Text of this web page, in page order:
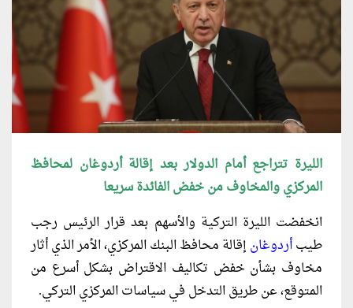
الليرة تتراجع أمام الدولار بعد إقالة أردوغان لمحافظ
المركزي والمخاوف من خفض الفائدة سريعا
انخفضت الليرة التركية والأسهم بعد قرار الرئيس رجب
طيبأردوغان إقالة محافظ البنك المركزي، الأمر الذي أثار
مخاوف بشأن خفض تكاليف الاقتراض بشكل أسرع من
المتوقع، عن طريق التدخل في سياسات المركزي التركي.